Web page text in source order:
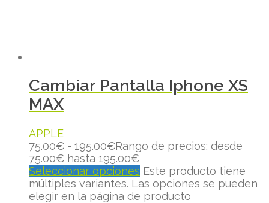
Cambiar Pantalla Iphone XS
MAX
APPLE
75.00€ - 195.00€Rango de precios: desde
75.00€ hasta 195.00€
Seleccionar opciones Este producto tiene
múltiples variantes. Las opciones se pueden
elegir en la página de producto